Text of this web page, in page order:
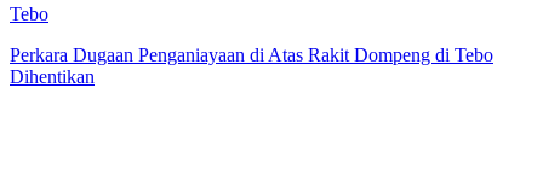
Tebo
Perkara Dugaan Penganiayaan di Atas Rakit Dompeng di Tebo
Dihentikan